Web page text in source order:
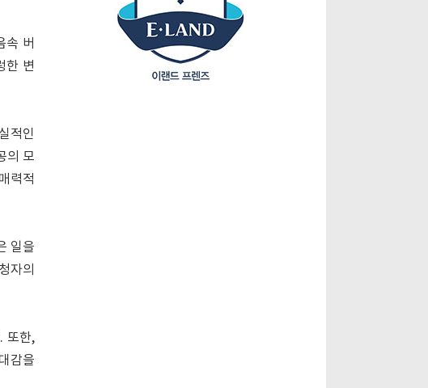
속 버
한 변
적인
의 모
력적
일을
자의
또한,
감을